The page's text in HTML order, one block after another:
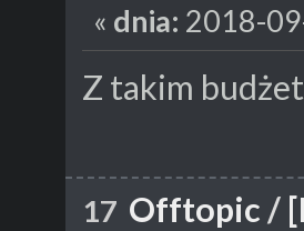
« dnia: 2018-
Z takim
17 Offtopic /